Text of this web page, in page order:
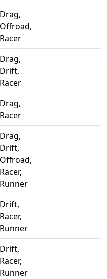
Drag,
Offroad,
Racer
Drag,
Drift,
Racer
Drag,
Racer
Drag,
Drift,
Offroad,
Racer,
Runner
Drift,
Racer,
Runner
Drift,
Racer,
Runner